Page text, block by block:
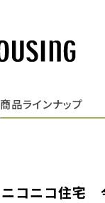
商品ラインナップ
ニコニコ住宅